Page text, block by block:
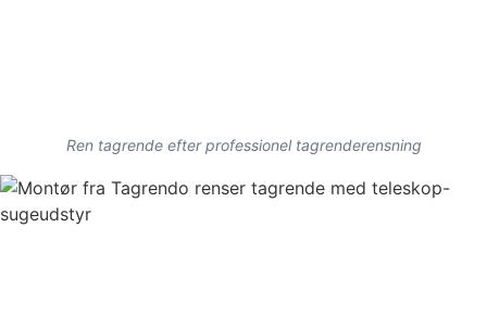
Ren tagrende efter professionel tagrenderensning